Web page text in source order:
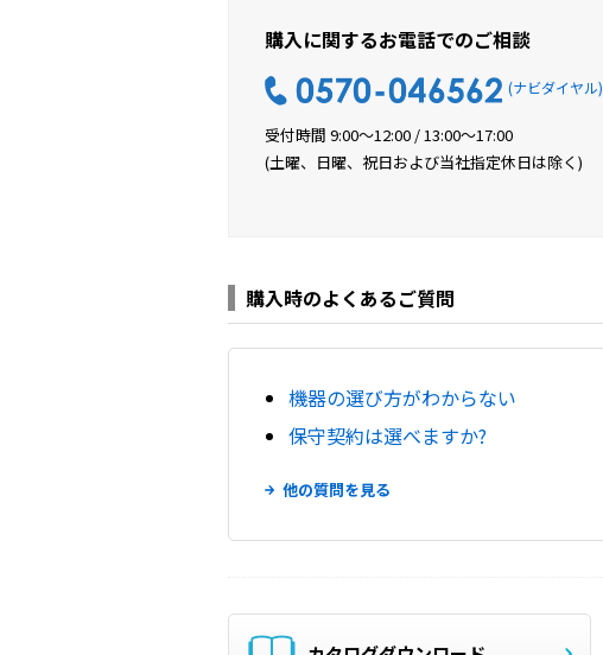
購入に関するお電話でのご相談
(ナビダイヤル)
受付時間 9:00〜12:00 / 13:00〜17:00
(土曜、日曜、祝日および当社指定休日は除く)
購入時のよくあるご質問
機器の選び方がわからない
保守契約は選べますか?
他の質問を見る